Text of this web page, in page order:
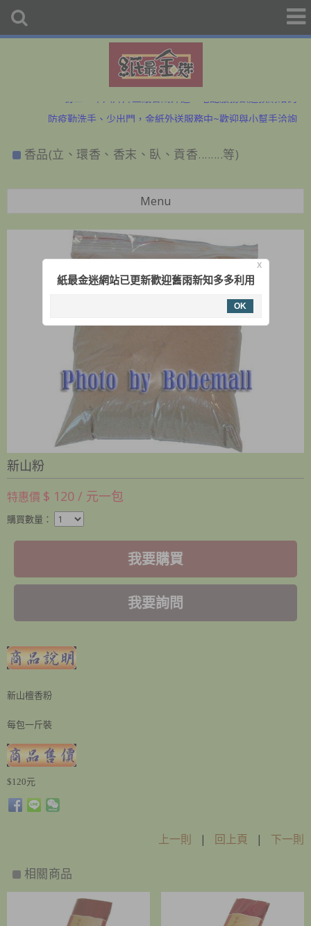
防疫勤洗手、少出門，金紙外送服務中~歡迎與小幫手洽詢
防疫勤洗手、少出門，金紙外送服務中~歡迎與小幫手洽詢
香品(立、環香、香末、臥、貢香........等)
Menu
新山粉
特惠價 $ 120 / 元一包
購買數量：
我要購買
我要詢問
新山檀香粉
每包一斤裝
$120元
上一則 | 回上頁 | 下一則
相關商品
X
紙最金迷網站已更新歡迎舊雨新知多多利用
OK